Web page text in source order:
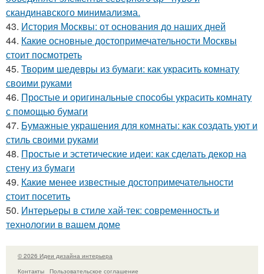
скандинавского минимализма.
43. История Москвы: от основания до наших дней
44. Какие основные достопримечательности Москвы
стоит посмотреть
45. Творим шедевры из бумаги: как украсить комнату
своими руками
46. Простые и оригинальные способы украсить комнату
с помощью бумаги
47. Бумажные украшения для комнаты: как создать уют и
стиль своими руками
48. Простые и эстетические идеи: как сделать декор на
стену из бумаги
49. Какие менее известные достопримечательности
стоит посетить
50. Интерьеры в стиле хай-тек: современность и
технологии в вашем доме
© 2026 Идеи дизайна интерьера
Контакты
Пользовательское соглашение